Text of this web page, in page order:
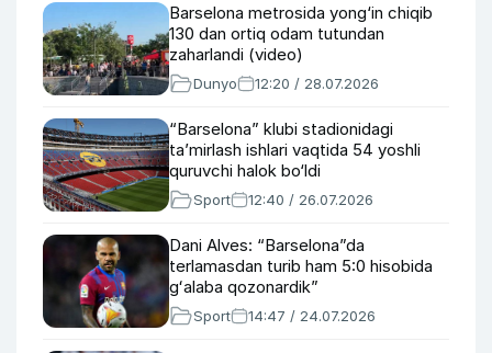
Barselona metrosida yong‘in chiqib
130 dan ortiq odam tutundan
zaharlandi (video)
Dunyo 12:20 / 28.07.2026
“Barselona” klubi stadionidagi
ta’mirlash ishlari vaqtida 54 yoshli
quruvchi halok bo‘ldi
Sport 12:40 / 26.07.2026
Dani Alves: “Barselona”da
terlamasdan turib ham 5:0 hisobida
gʻalaba qozonardik”
Sport 14:47 / 24.07.2026